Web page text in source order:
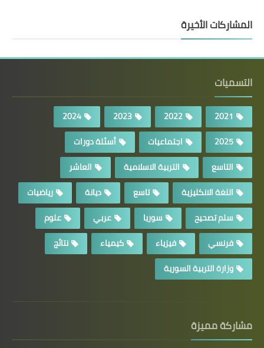
المشاركات الأخيرة
التسميات
2021
2022
2023
2024
2025
اجتماعيات
أسئلة دورات
التاسع
التربية الاسلامية
العاشر
اللغة الانكليزية
تاسع ديانة
رياضيات
سلم تصحيح
سوريا عربي
علوم
فرنسي
فيزياء كيمياء
نتائج
وزارة التربية السورية
مشاركة مميزة